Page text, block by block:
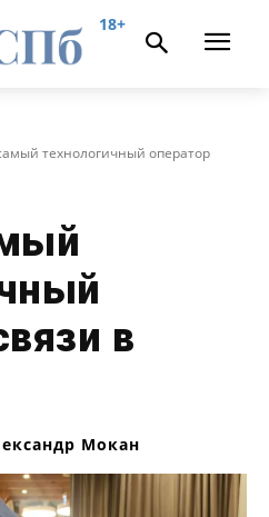
18+
технологичный оператор
в
Мокан